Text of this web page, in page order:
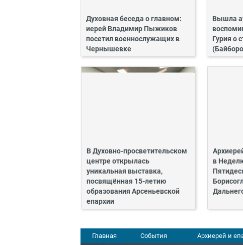
Духовная беседа о главном:
иерей Владимир Пыжиков
посетил военнослужащих в
Чернышевке
Вышла
Гурия о
В Духовно-просветительском
центре открылась
уникальная выставка,
посвящённая 15-летию
образования Арсеньевской
епархии
в
Главная События Архиерей и